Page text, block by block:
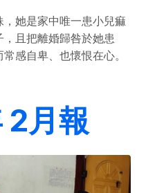
她是家中唯一患小兒痲
且把離婚歸咎於她患
感自卑、也懷恨在心。
月報